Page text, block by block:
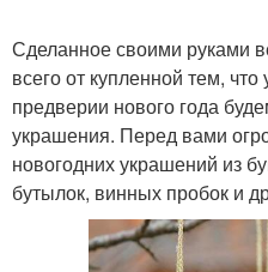
Сделанное своими руками
всего от купленной тем,
предверии нового года
украшения. Перед вами
новогодних украшений из
бутылок, винных пробок и